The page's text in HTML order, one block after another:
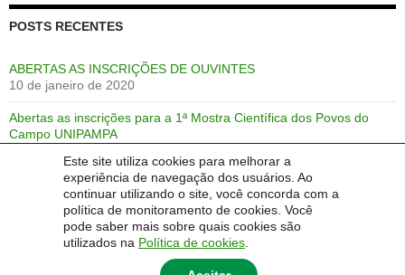
Este site utiliza cookies para melhorar a
experiência de navegação dos usuários. Ao
continuar utilizando o site, você concorda com a
política de monitoramento de cookies. Você
pode saber mais sobre quais cookies são
utilizados na Política de cookies
POSTS RECENTES
ABERTAS AS INSCRIÇÕES DE OUVINTES
10 de janeiro de 2020
Abertas as inscrições para a 1ª Mostra Científica dos Povos do
Campo UNIPAMPA
PRAZO PRORROGADO!!!
5 de dezembro de 2019